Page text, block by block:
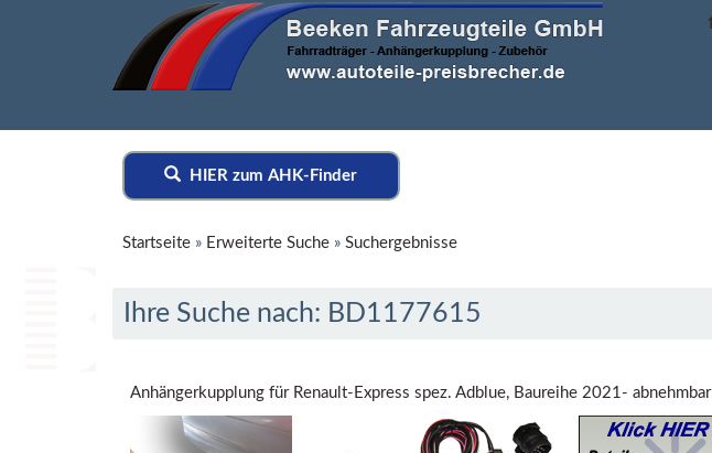
HIER zum AHK-Finder
Startseite » Erweiterte Suche » Suchergebnisse
Ihre Suche nach: BD1177615
Anhängerkupplung für Renault-Express spez. Adblue, Baureihe 2021- abnehmbar